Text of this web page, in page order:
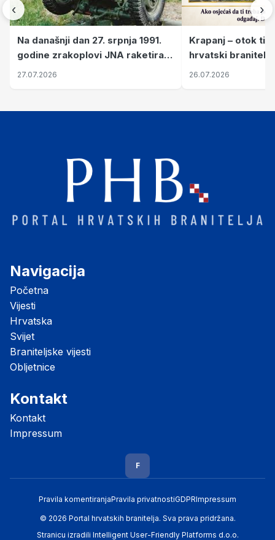
‹
Na današnji dan 27. srpnja 1991.
godine zrakoplovi JNA raketirali
su vojarnu i obučni centar "Nikola
27.07.2026
Krapanj – otok
hrvatski branitelji
pronalaze mir
26.07.2026
›
Navigacija
Početna
Vijesti
Hrvatska
Svijet
Braniteljske vijesti
Obljetnice
Kontakt
Kontakt
Impressum
F
Pravila komentiranjaPravila privatnostiGDPRImpressum
© 2026 Portal hrvatskih branitelja. Sva prava pridržana.
Stranicu izradili Intelligent User-Friendly Platforms d.o.o.